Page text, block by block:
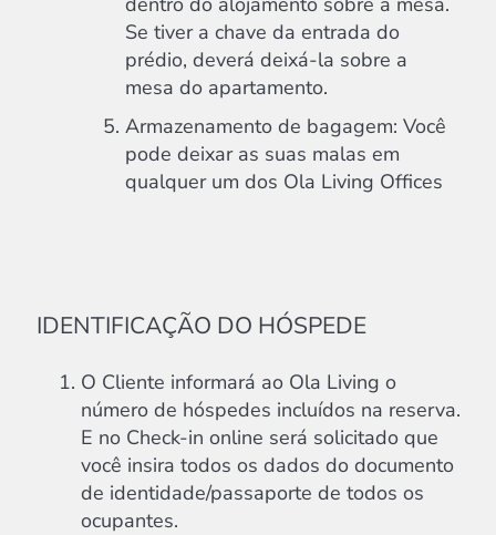
Se tiver a chave da entrada do
prédio, deverá deixá-la sobre a
mesa do apartamento.
Armazenamento de bagagem: Você
pode deixar as suas malas em
qualquer um dos Ola Living Offices
IDENTIFICAÇÃO DO HÓSPEDE
O Cliente informará ao Ola Living o
número de hóspedes incluídos na reserva.
E no Check-in online será solicitado que
você insira todos os dados do documento
de identidade/passaporte de todos os
ocupantes.